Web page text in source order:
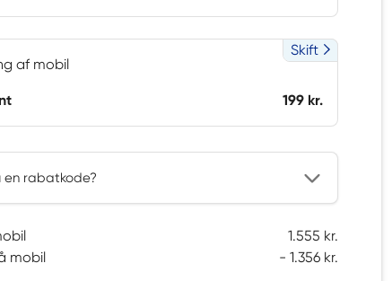
af mobil
Skift
199 kr.
en rabatkode?
1.555 kr.
mobil
1.356 kr.